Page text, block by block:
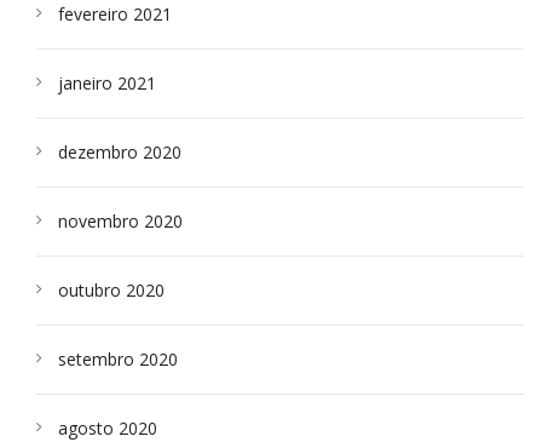
fevereiro 2021
janeiro 2021
dezembro 2020
novembro 2020
outubro 2020
setembro 2020
agosto 2020